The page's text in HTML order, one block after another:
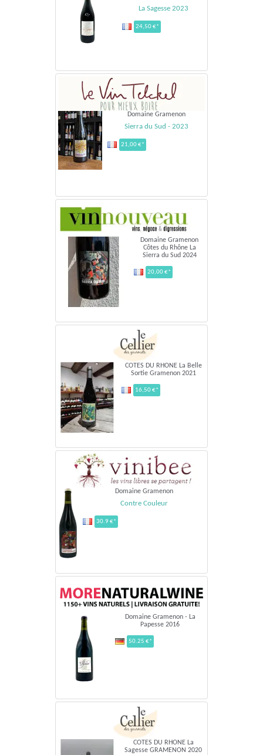
La Sagesse 2023
24,50 €*
Domaine Gramenon
Sierra du Sud - 2023
21,00 €*
Domaine Gramenon
Côtes du Rhône La
Sierra du Sud 2024
20,00 €*
COTES DU RHONE La Belle
Sortie Gramenon 2021
16,50 €*
Domaine Gramenon
Contre Couleur
30.9 €*
Domaine Gramenon - La
Papesse 2016
50.25 €*
COTES DU RHONE La
Sagesse GRAMENON 2020